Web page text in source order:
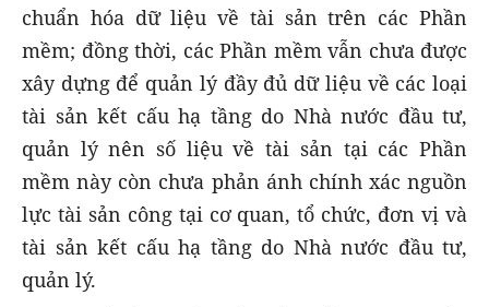
chuẩn hóa dữ liệu về tài sản trên các Phần
mềm; đồng thời, các Phần mềm vẫn chưa được
xây dựng để quản lý đầy đủ dữ liệu về các loại
tài sản kết cấu hạ tầng do Nhà nước đầu tư,
quản lý nên số liệu về tài sản tại các Phần
mềm này còn chưa phản ánh chính xác nguồn
lực tài sản công tại cơ quan, tổ chức, đơn vị và
tài sản kết cấu hạ tầng do Nhà nước đầu tư,
quản lý.